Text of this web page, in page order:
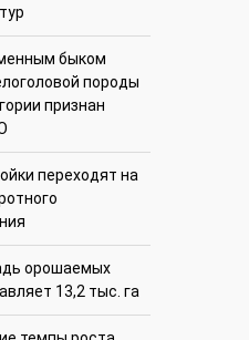
быком
породы
признан
переходят на
орошаемых
13,2 тыс. га